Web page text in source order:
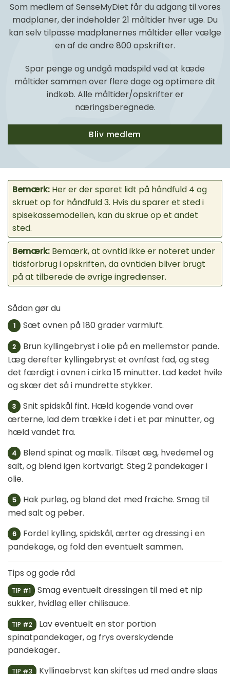
Som medlem af SenseMyDiet får du adgang til vores
madplaner, der indeholder 21 måltider hver uge. Du
kan selv tilpasse madplanernes måltider eller vælge
en af de andre 800 opskrifter.
Spar penge og undgå madspild ved at kæde
måltider sammen over flere dage og optimere dit
indkøb. Alle måltider/opskrifter er
næringsberegnede.
Bliv medlem
Bemærk: Her er der sparet lidt på håndfuld 4 og
skruet op for håndfuld 3. Hvis du sparer et sted i
spisekassemodellen, kan du skrue op et andet
sted.
Bemærk: Bemærk, at ovntid ikke er noteret under
tidsforbrug i opskriften, da ovntiden bliver brugt
på at tilberede de øvrige ingredienser.
Sådan gør du
1 Sæt ovnen på 180 grader varmluft.
2
Brun kyllingebryst i olie på en mellemstor pande.
Læg derefter kyllingebryst et ovnfast fad, og steg
det færdigt i ovnen i cirka 15 minutter. Lad kødet hvile
og skær det så i mundrette stykker.
3
Snit spidskål fint. Hæld kogende vand over
ærterne, lad dem trække i det i et par minutter, og
hæld vandet fra.
4
Blend spinat og mælk. Tilsæt æg, hvedemel og
salt, og blend igen kortvarigt. Steg 2 pandekager i
olie.
5
Hak purløg, og bland det med fraiche. Smag til
med salt og peber.
6
Fordel kylling, spidskål, ærter og dressing i en
pandekage, og fold den eventuelt sammen.
Tips og gode råd
TIP #1
Smag eventuelt dressingen til med et nip
sukker, hvidløg eller chilisauce.
TIP #2
Lav eventuelt en stor portion
spinatpandekager, og frys overskydende
pandekager..
TIP #3 Kyllingebryst kan skiftes ud med andre slags